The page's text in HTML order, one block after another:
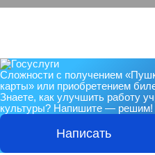
Сложности с получением
карты» или приобретением
Знаете, как улучшить работу
культуры? Напишите — решим!
Написать